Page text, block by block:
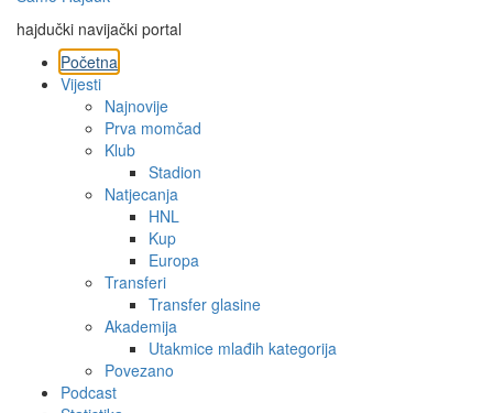
hajdučki navijački portal
Početna
Vijesti
Najnovije
Prva momčad
Klub
Stadion
Natjecanja
HNL
Kup
Europa
Transferi
Transfer glasine
Akademija
Utakmice mlađih kategorija
Povezano
Podcast